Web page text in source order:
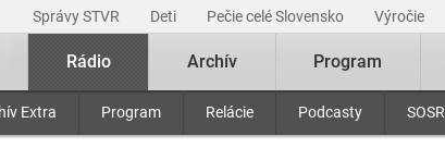
Správy STVR Deti Pečie celé Slovensko Výročie
Rádio
Extra Program Relácie Podcasty SOSR
Archív Program